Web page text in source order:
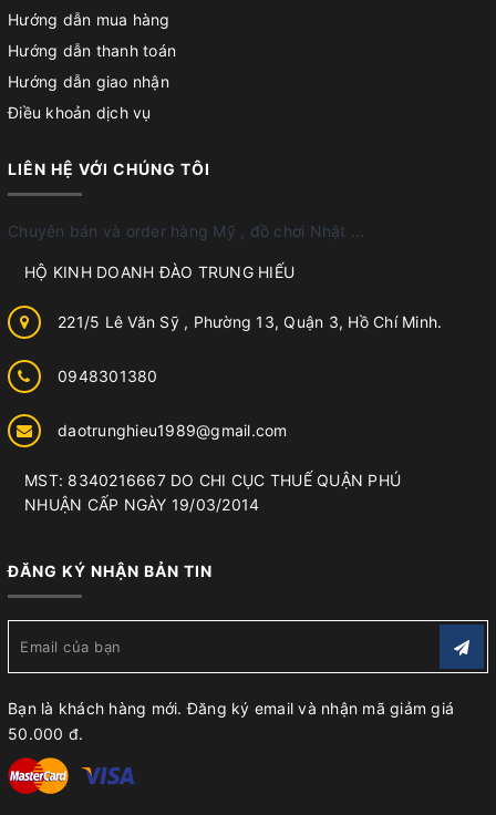
Hướng dẫn mua hàng
Hướng dẫn thanh toán
Hướng dẫn giao nhận
Điều khoản dịch vụ
LIÊN HỆ VỚI CHÚNG TÔI
Chuyên bán và order hàng Mỹ , đồ chơi Nhật ...
HỘ KINH DOANH ĐÀO TRUNG HIẾU
221/5 Lê Văn Sỹ , Phường 13, Quận 3, Hồ Chí Minh.
0948301380
daotrunghieu1989@gmail.com
MST: 8340216667 DO CHI CỤC THUẾ QUẬN PHÚ
NHUẬN CẤP NGÀY 19/03/2014
ĐĂNG KÝ NHẬN BẢN TIN
Bạn là khách hàng mới. Đăng ký email và nhận mã giảm giá
50.000 đ.